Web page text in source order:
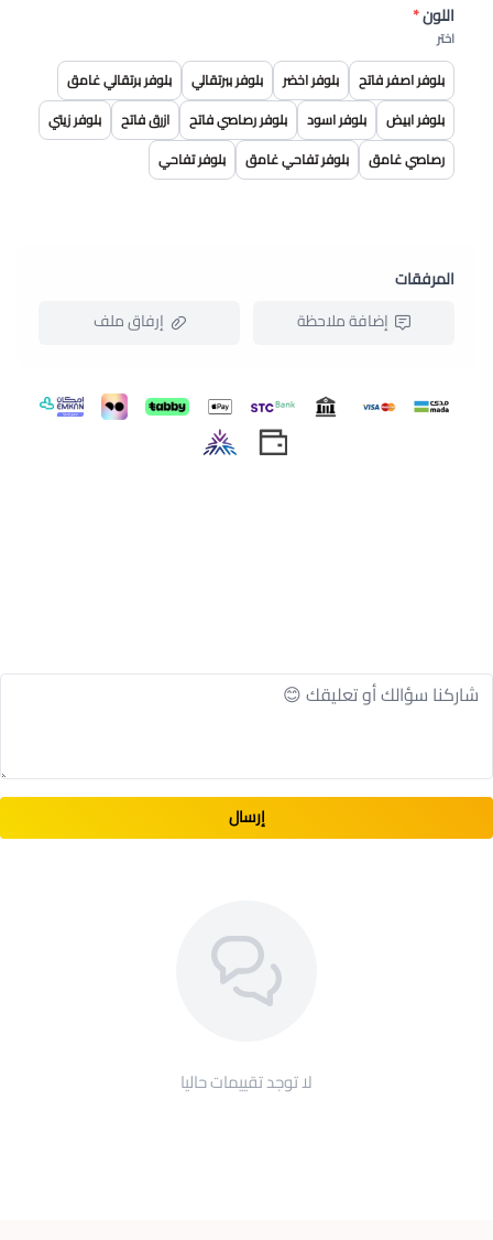
اللون*
اختر
بلوفر اصفر فاتح بلوفر اخضر بلوفر ببرتقالي
بلوفر برتقالي غامق
بلوفر ابيض
بلوفر اسود بلوفر رصاصي فاتح ازرق فاتح
بلوفر زيتي
رصاصي غامق
بلوفر تفاحي غامق بلوفر تفاحي
المرفقات
إضافة ملاحظة
إرفاق ملف
اسحب و افلت الملف هنا
استعراض
إرسال
لا توجد تقييمات حاليا